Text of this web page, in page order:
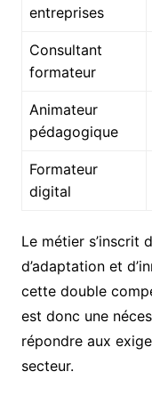
entreprises
Consultant
formateur
Animateur
pédagogique
Formateur
digital
Le métier s’inscrit
d’adaptation et
cette double
est donc une
répondre aux
secteur.